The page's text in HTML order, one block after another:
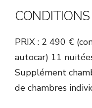
PRIX : 2 490 €
autocar) 11
Supplément
de chambres